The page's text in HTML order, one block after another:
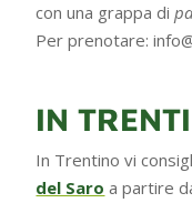
con una grappa di
Per prenotare:
IN
In Trentino vi
del Saro a partire